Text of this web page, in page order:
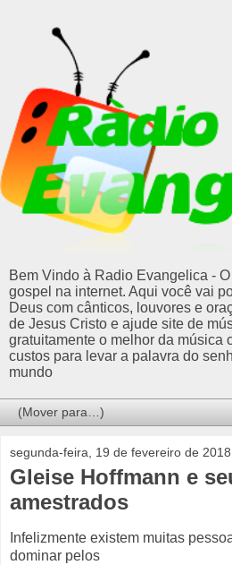
Bem Vindo à Radio Evangelica -
gospel na internet. Aqui você vai
Deus com cânticos, louvores e
de Jesus Cristo e ajude site de
gratuitamente o melhor da música
custos para levar a palavra do
mundo
segunda-feira, 19 de fevereiro de 2018
Gleise Hoffmann e
amestrados
Infelizmente existem muitas
dominar pelos